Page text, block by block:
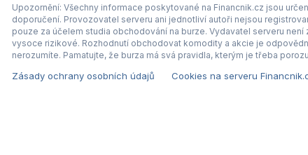
Upozornění: Všechny informace poskytované na Financnik.cz jsou
doporučení. Provozovatel serveru ani jednotliví autoři nejsou
pouze za účelem studia obchodování na burze. Vydavatel serveru
vysoce rizikové. Rozhodnutí obchodovat komodity a akcie je
nerozumíte. Pamatujte, že burza má svá pravidla, kterým je třeba
Zásady ochrany osobních údajů Cookies na serveru